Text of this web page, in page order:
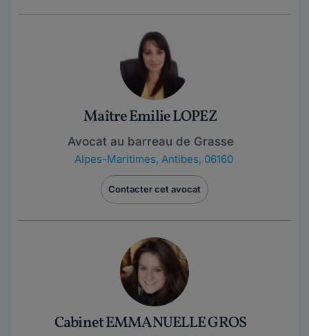
Maître Emilie LOPEZ
Avocat au barreau de Grasse
Alpes-Maritimes, Antibes, 06160
Contacter cet avocat
Cabinet EMMANUELLE GROS